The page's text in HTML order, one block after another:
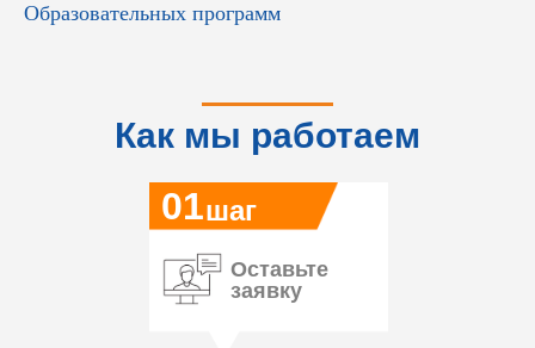
Образовательных программ
Как мы работаем
01
Оставьте
заявку
шаг